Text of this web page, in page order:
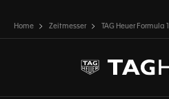
Home Zeitmesser TAG Heuer Formula 1